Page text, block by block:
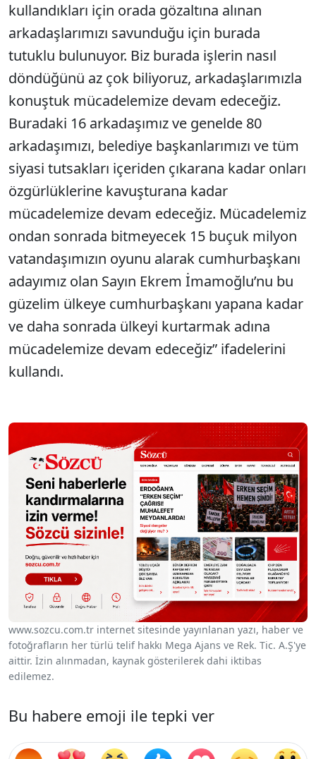
kullandıkları için orada gözaltına alınan
arkadaşlarımızı savunduğu için burada
tutuklu bulunuyor. Biz burada işlerin nasıl
döndüğünü az çok biliyoruz, arkadaşlarımızla
konuştuk mücadelemize devam edeceğiz.
Buradaki 16 arkadaşımız ve genelde 80
arkadaşımızı, belediye başkanlarımızı ve tüm
siyasi tutsakları içeriden çıkarana kadar onları
özgürlüklerine kavuşturana kadar
mücadelemize devam edeceğiz. Mücadelemiz
ondan sonrada bitmeyecek 15 buçuk milyon
vatandaşımızın oyunu alarak cumhurbaşkanı
adayımız olan Sayın Ekrem İmamoğlu’nu bu
güzelim ülkeye cumhurbaşkanı yapana kadar
ve daha sonrada ülkeyi kurtarmak adına
mücadelemize devam edeceğiz” ifadelerini
kullandı.
www.sozcu.com.tr internet sitesinde yayınlanan yazı, haber ve
fotoğrafların her türlü telif hakkı Mega Ajans ve Rek. Tic. A.Ş'ye
aittir. İzin alınmadan, kaynak gösterilerek dahi iktibas
edilemez.
Bu habere emoji ile tepki ver